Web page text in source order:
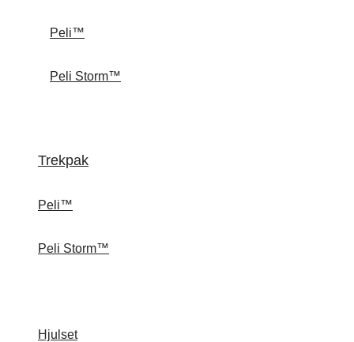
Peli™
Peli Storm™
Trekpak
Peli™
Peli Storm™
Hjulset